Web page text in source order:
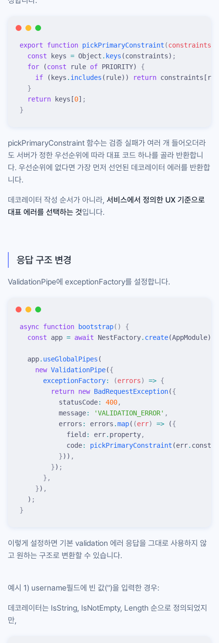
export function pickPrimaryConstraint (constraints
  const
keys = Object . keys (constraints) ;
  for
(const rule of PRIORITY) {
    if
( keys . includes ( rule)) return constraints [
  }
  return
keys [0] ;
}
pickPrimaryConstraint 함수는 검증 실패가 여러 개 들어오더라
도 서버가 정한 우선순위에 따라 대표 코드 하나를 골라 반환합니
다. 우선순위에 없다면 가장 먼저 선언된 데코레이터 에러를 반환합
니다.
데코레이터 작성 순서가 아니라, 서비스에서 정의한 UX 기준으로
대표 에러를 선택하는 것입니다.
응답 구조 변경
ValidationPipe에 exceptionFactory를 설정합니다.
async function bootstrap()
{
  const
app = await NestFactory. create(AppModule)
  app
. useGlobalPipes (
    new
ValidationPipe({
      exceptionFactory
: (errors) => {
        return
new BadRequestException({
          statusCode
: 400,
          message
: 'VALIDATION_ERROR' ,
          errors
: errors .map( (err) => ({
            field
: err. property,
            code
: pickPrimaryConstraint (err.
          }
)) ,
        }
) ;
      },
    }
) ,
  )
;
}
이렇게 설정하면 기본 validation 에러 응답을 그대로 사용하지 않
고 원하는 구조로 변환할 수 있습니다.
예시 1) username필드에 빈 값('')을 입력한 경우:
데코레이터는 IsString, IsNotEmpty, Length 순으로 정의되었지
만,